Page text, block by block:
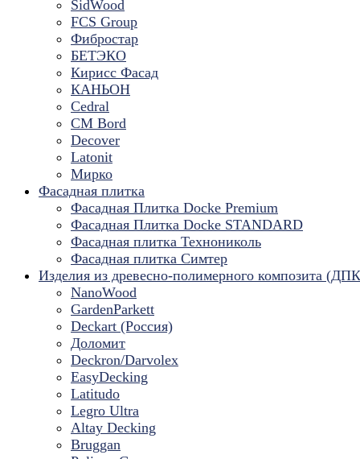
SidWood
FCS Group
Фибростар
БЕТЭКО
Кирисс Фасад
КАНЬОН
Cedral
CM Bord
Decover
Latonit
Мирко
Фасадная плитка
Фасадная Плитка Docke Premium
Фасадная Плитка Docke STANDARD
Фасадная плитка Технониколь
Фасадная плитка Симтер
Изделия из древесно-полимерного композита
NanoWood
GardenParkett
Deckart (Россия)
Доломит
Deckron/Darvolex
EasyDecking
Latitudo
Legro Ultra
Altay Decking
Bruggan